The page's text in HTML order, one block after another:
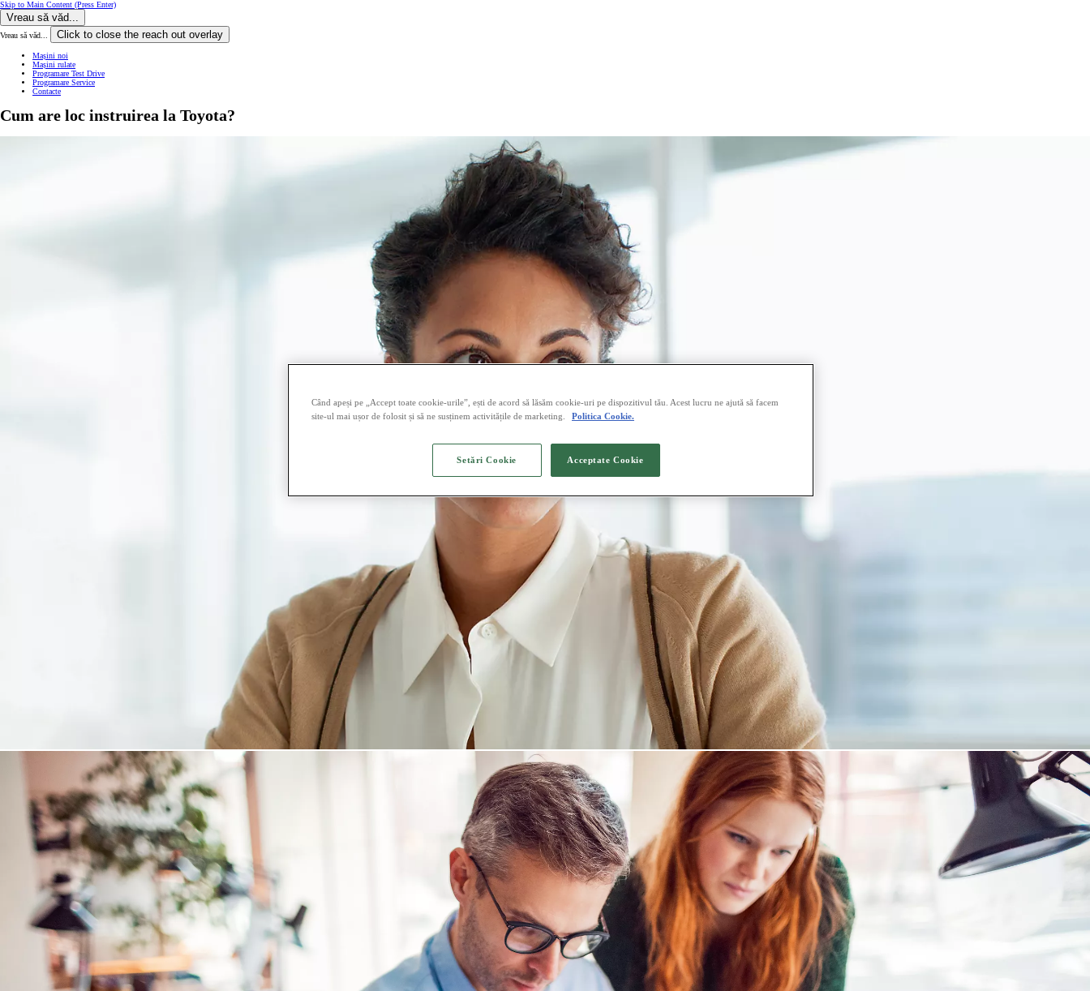
Skip to Main Content (Press Enter)
Vreau să văd...
Vreau să văd... Click to close the reach out overlay
Mașini noi
Mașini rulate
Programare Test Drive
Programare Service
Contacte
Cum are loc instruirea la Toyota?
Când apeși pe „Accept toate cookie-urile”, ești de acord să lăsăm cookie-uri pe dispozitivul tău. Acest lucru ne ajută să facem
site-ul mai ușor de folosit și să ne susținem activitățile de marketing.
Politica Cookie.
Setări Cookie Acceptate Cookie